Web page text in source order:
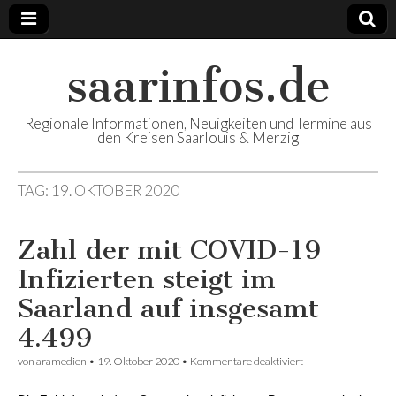
saarinfos.de
Regionale Informationen, Neuigkeiten und Termine aus
den Kreisen Saarlouis & Merzig
TAG: 19. OKTOBER 2020
Zahl der mit COVID-19
Infizierten steigt im
Saarland auf insgesamt
4.499
von aramedien • 19. Oktober 2020 • Kommentare deaktiviert